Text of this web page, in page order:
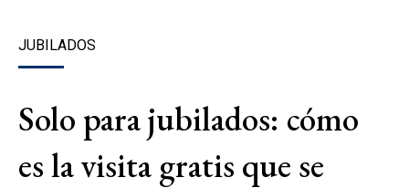
JUBILADOS
Solo para jubilados: cómo
es la visita gratis que se